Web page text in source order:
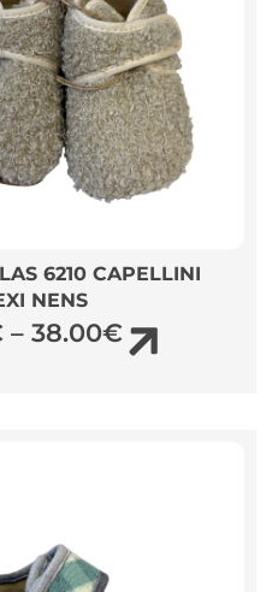
6210 CAPELLINI
NENS
– 38.00€